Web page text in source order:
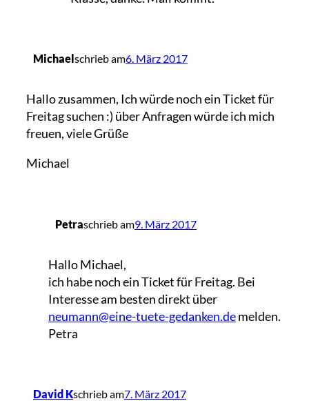
Michael schrieb am6. März 2017
Hallo zusammen, Ich würde noch ein Ticket für
Freitag suchen :) über Anfragen würde ich mich
freuen, viele Grüße
Michael
Petraschrieb am9. März 2017
Hallo Michael,
ich habe noch ein Ticket für Freitag. Bei
Interesse am besten direkt über
neumann@eine-tuete-gedanken.demelden.
Petra
David Kschrieb am7. März 2017